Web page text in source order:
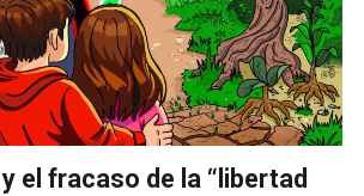
el fracaso de la “libertad